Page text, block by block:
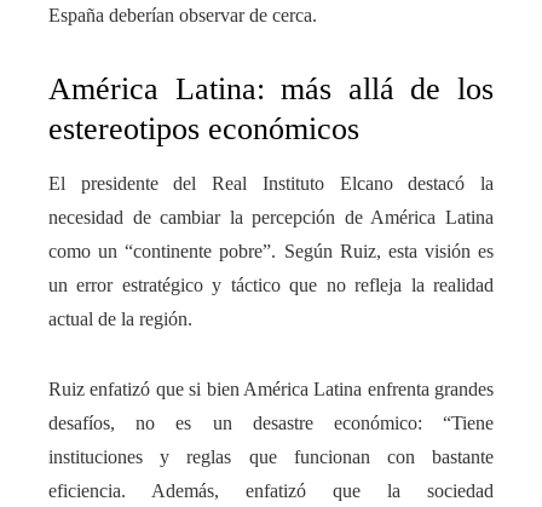
España deberían observar de cerca.
América Latina: más allá de los
estereotipos económicos
El presidente del Real Instituto Elcano destacó la
necesidad de cambiar la percepción de América Latina
como un “continente pobre”. Según Ruiz, esta visión es
un error estratégico y táctico que no refleja la realidad
actual de la región.
Ruiz enfatizó que si bien América Latina enfrenta grandes
desafíos, no es un desastre económico: “Tiene
instituciones y reglas que funcionan con bastante
eficiencia. Además, enfatizó que la sociedad